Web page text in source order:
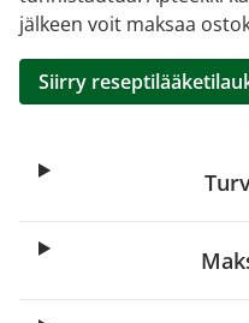
jälkeen voit maksaa
Siirry